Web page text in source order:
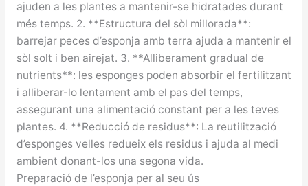
ajuden a les plantes a mantenir-se hidratades durant
més temps. 2. **Estructura del sòl millorada**:
barrejar peces d’esponja amb terra ajuda a mantenir el
sòl solt i ben airejat. 3. **Alliberament gradual de
nutrients**: les esponges poden absorbir el fertilitzant
i alliberar-lo lentament amb el pas del temps,
assegurant una alimentació constant per a les teves
plantes. 4. **Reducció de residus**: La reutilització
d’esponges velles redueix els residus i ajuda al medi
ambient donant-los una segona vida.
Preparació de l’esponja per al seu ús